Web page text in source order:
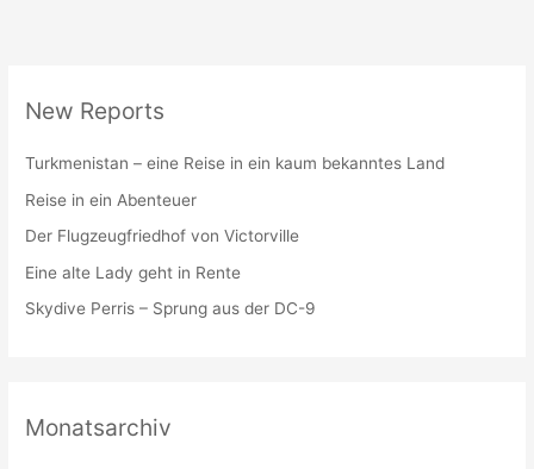
New Reports
Turkmenistan – eine Reise in ein kaum bekanntes Land
Reise in ein Abenteuer
Der Flugzeugfriedhof von Victorville
Eine alte Lady geht in Rente
Skydive Perris – Sprung aus der DC-9
Monatsarchiv